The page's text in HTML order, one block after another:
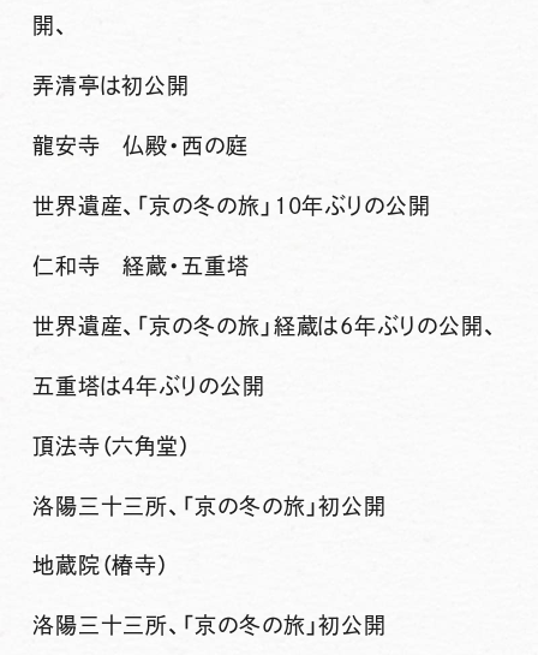
開、
弄清亭は初公開
龍安寺 仏殿・西の庭
世界遺産、「京の冬の旅」10年ぶりの公開
仁和寺 経蔵・五重塔
世界遺産、「京の冬の旅」経蔵は6年ぶりの公開、
五重塔は4年ぶりの公開
頂法寺（六角堂）
洛陽三十三所、「京の冬の旅」初公開
地蔵院（椿寺）
洛陽三十三所、「京の冬の旅」初公開